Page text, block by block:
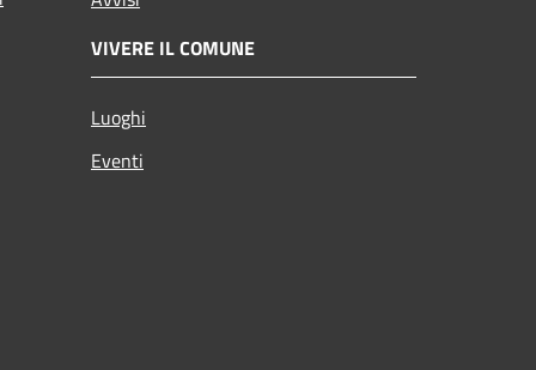
VIVERE IL COMUNE
Luoghi
Eventi